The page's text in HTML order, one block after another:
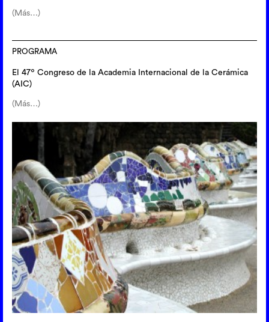
(Más…)
PROGRAMA
El 47º Congreso de la Academia Internacional de la Cerámica
(AIC)
(Más…)